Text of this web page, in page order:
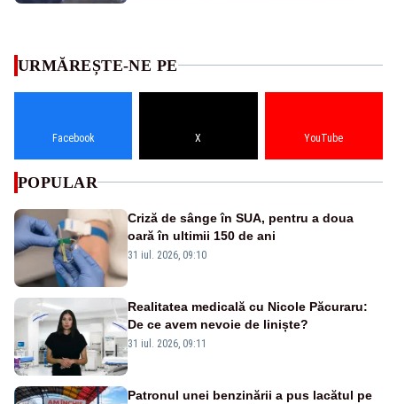
URMĂREȘTE-NE PE
Facebook X YouTube
POPULAR
Criză de sânge în SUA, pentru a doua
oară în ultimii 150 de ani
31 iul. 2026, 09:10
Realitatea medicală cu Nicole Păcuraru:
De ce avem nevoie de liniște?
31 iul. 2026, 09:11
Patronul unei benzinării a pus lacătul pe